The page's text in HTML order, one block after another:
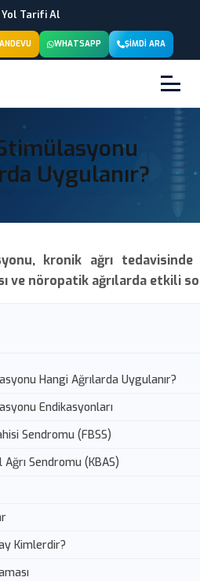
Yol Tarifi Al
WHATSAPP ŞIMDI ARA
Uygulanır?
kronik ağrı
ve nöropatik ağrılarda etkili
Hangi Ağrılarda Uygulanır?
Endikasyonları
Sendromu (FBSS)
Sendromu (KBAS)
Kimlerdir?